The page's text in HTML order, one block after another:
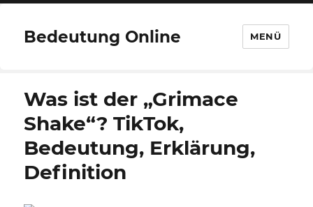
Bedeutung Online MENÜ
Was ist der „Grimace
Shake“? TikTok,
Bedeutung, Erklärung,
Definition